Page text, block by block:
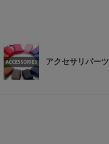
アクセサリパーツ